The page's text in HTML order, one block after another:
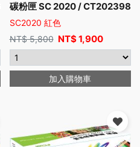
碳粉匣 SC 2020 / CT202398
SC2020 紅色
NT$5,800 NT$1,900
加入購物車